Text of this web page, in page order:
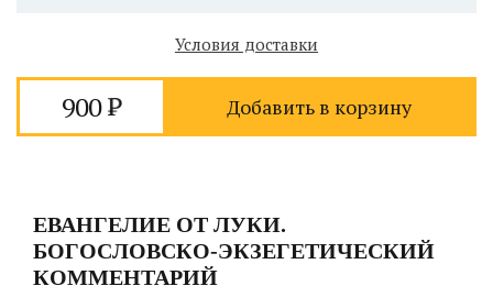
Условия доставки
900 Добавить в корзину
ЕВАНГЕЛИЕ ОТ ЛУКИ.
БОГОСЛОВСКО-ЭКЗЕГЕТИЧЕСКИЙ
КОММЕНТАРИЙ